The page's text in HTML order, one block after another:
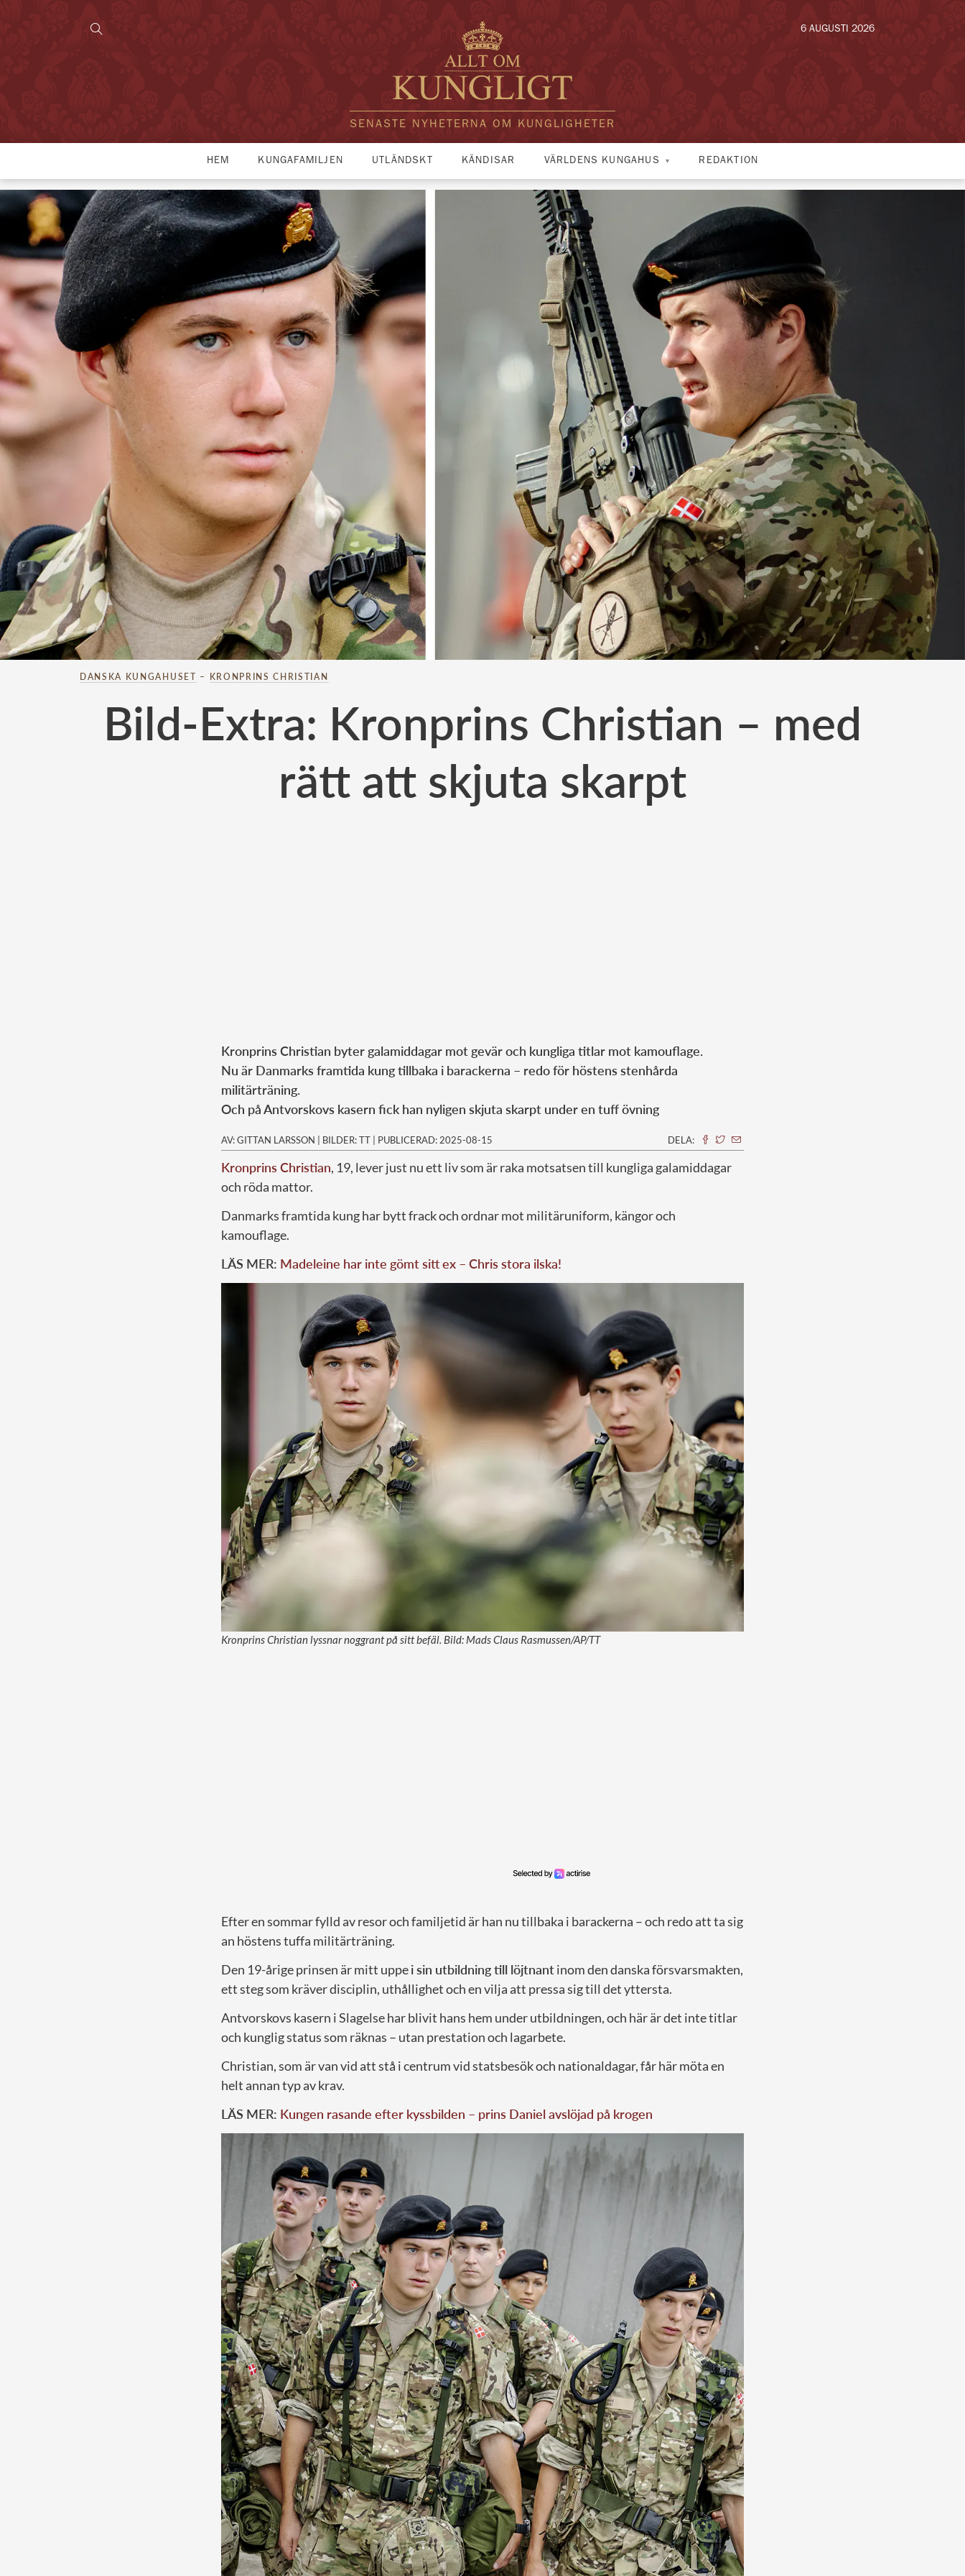
SENASTE NYHETERNA OM KUNGLIGHETER
6 AUGUSTI 2026
HEM KUNGAFAMILJEN UTLÄNDSKT KÄNDISAR VÄRLDENS KUNGAHUS REDAKTION
DANSKA KUNGAHUSET – KRONPRINS CHRISTIAN
Bild-Extra: Kronprins Christian – med
rätt att skjuta skarpt
Kronprins Christian byter galamiddagar mot gevär och kungliga titlar mot kamouflage.
Nu är Danmarks framtida kung tillbaka i barackerna – redo för höstens stenhårda
militärträning.
Och på Antvorskovs kasern fick han nyligen skjuta skarpt under en tuff övning
AV: GITTAN LARSSON | BILDER: TT | PUBLICERAD: 2025-08-15 DELA:
Kronprins Christian, 19, lever just nu ett liv som är raka motsatsen till kungliga galamiddagar
och röda mattor.
Danmarks framtida kung har bytt frack och ordnar mot militäruniform, kängor och
kamouflage.
LÄS MER: Madeleine har inte gömt sitt ex – Chris stora ilska!
Kronprins Christian lyssnar noggrant på sitt befäl. Bild: Mads Claus Rasmussen/AP/TT
Efter en sommar fylld av resor och familjetid är han nu tillbaka i barackerna – och redo att ta sig
an höstens tuffa militärträning.
Den 19-årige prinsen är mitt uppei sin utbildning till löjtnantinom den danska försvarsmakten,
ett steg som kräver disciplin, uthållighet och en vilja att pressa sig till det yttersta.
Antvorskovs kasern i Slagelse har blivit hans hem under utbildningen, och här är det inte titlar
och kunglig status som räknas – utan prestation och lagarbete.
Christian, som är van vid att stå i centrum vid statsbesök och nationaldagar, får här möta en
helt annan typ av krav.
LÄS MER: Kungen rasande efter kyssbilden – prins Daniel avslöjad på krogen